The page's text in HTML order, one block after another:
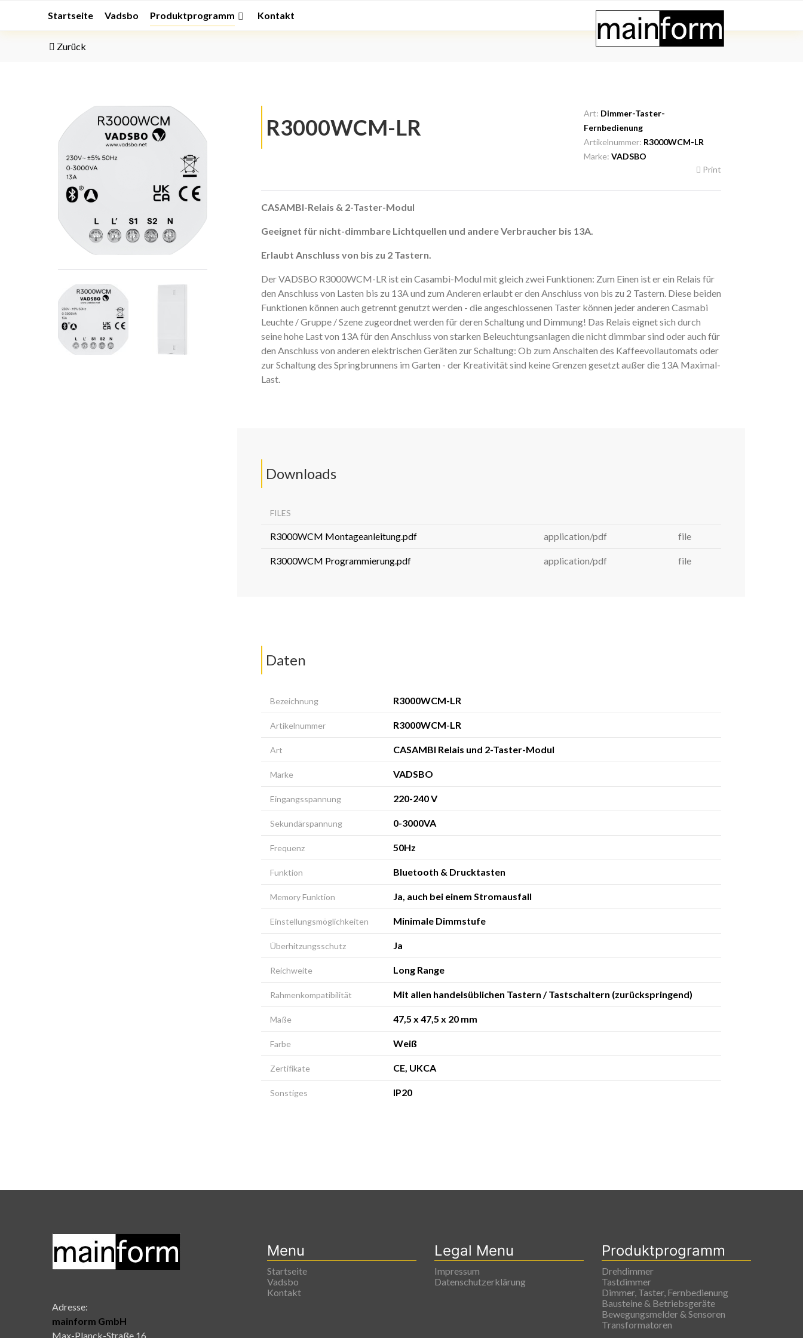
Startseite Vadsbo Produktprogramm Kontakt
Zurück
R3000WCM-LR
Art: Dimmer-Taster-
Fernbedienung
Artikelnummer: R3000WCM-LR
Marke: VADSBO
Print
CASAMBI-Relais & 2-Taster-Modul
Geeignet für nicht-dimmbare Lichtquellen und andere Verbraucher bis 13A.
Erlaubt Anschluss von bis zu 2 Tastern.
Der VADSBO R3000WCM-LR ist ein Casambi-Modul mit gleich zwei Funktionen: Zum Einen ist er ein Relais für
den Anschluss von Lasten bis zu 13A und zum Anderen erlaubt er den Anschluss von bis zu 2 Tastern. Diese beiden
Funktionen können auch getrennt genutzt werden - die angeschlossenen Taster können jeder anderen Casmabi
Leuchte / Gruppe / Szene zugeordnet werden für deren Schaltung und Dimmung! Das Relais eignet sich durch
seine hohe Last von 13A für den Anschluss von starken Beleuchtungsanlagen die nicht dimmbar sind oder auch für
den Anschluss von anderen elektrischen Geräten zur Schaltung: Ob zum Anschalten des Kaffeevollautomats oder
zur Schaltung des Springbrunnens im Garten - der Kreativität sind keine Grenzen gesetzt außer die 13A Maximal-
Last.
Downloads
FILES
R3000WCM Montageanleitung.pdf application/pdf file
R3000WCM Programmierung.pdf application/pdf file
Daten
Bezeichnung R3000WCM-LR
Artikelnummer R3000WCM-LR
Art CASAMBI Relais und 2-Taster-Modul
Marke VADSBO
Eingangsspannung 220-240 V
Sekundärspannung 0-3000VA
Frequenz 50Hz
Funktion Bluetooth & Drucktasten
Memory Funktion Ja, auch bei einem Stromausfall
Einstellungsmöglichkeiten Minimale Dimmstufe
Überhitzungsschutz Ja
Reichweite Long Range
Rahmenkompatibilität Mit allen handelsüblichen Tastern / Tastschaltern (zurückspringend)
Maße 47,5 x 47,5 x 20 mm
Farbe Weiß
Zertifikate CE, UKCA
Sonstiges IP20
Adresse:
mainform GmbH
Max-Planck-Straße 16
Menu
Startseite
Vadsbo
Kontakt
Legal Menu
Impressum
Datenschutzerklärung
Produktprogramm
Drehdimmer
Tastdimmer
Dimmer, Taster, Fernbedienung
Bausteine & Betriebsgeräte
Bewegungsmelder & Sensoren
Transformatoren